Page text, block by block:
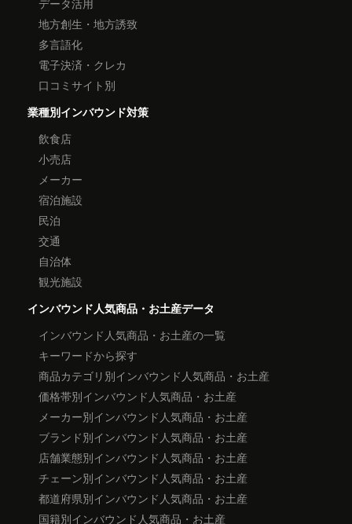
データ活用
地方創生・地方誘致
多言語化
電子決済・クレカ
口コミサイト別
業種別インバウンド対策
飲食店
小売店
メーカー
宿泊施設
民泊
交通
自治体
観光施設
インバウンド人気商品・お土産データ
インバウンド人気商品・お土産の一覧
キーワードから探す
商品カテゴリ別インバウンド人気商品・お土産
価格帯別インバウンド人気商品・お土産
メーカー別インバウンド人気商品・お土産
ブランド別インバウンド人気商品・お土産
店舗業態別インバウンド人気商品・お土産
チェーン別インバウンド人気商品・お土産
都道府県別インバウンド人気商品・お土産
国籍別インバウンド人気商品・お土産